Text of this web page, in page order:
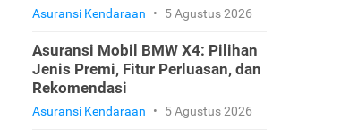
Asuransi Kendaraan • 5 Agustus 2026
Asuransi Mobil BMW X4: Pilihan
Jenis Premi, Fitur Perluasan, dan
Rekomendasi
Asuransi Kendaraan • 5 Agustus 2026